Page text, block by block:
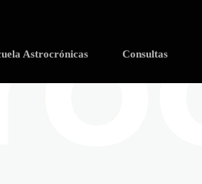
Astrocrónicas Consultas